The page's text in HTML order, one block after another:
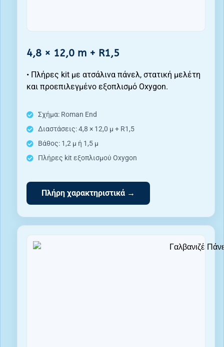
4,8 × 12,0 m + R1,5
• Πλήρες kit με ατσάλινα πάνελ, στατική μελέτη
και προεπιλεγμένο εξοπλισμό Oxygon.
Σχήμα: Roman End
Διαστάσεις: 4,8 × 12,0 μ + R1,5
Βάθος: 1,2 μ ή 1,5 μ
Πλήρες kit εξοπλισμού Oxygon
Πλήρη χαρακτηριστικά →